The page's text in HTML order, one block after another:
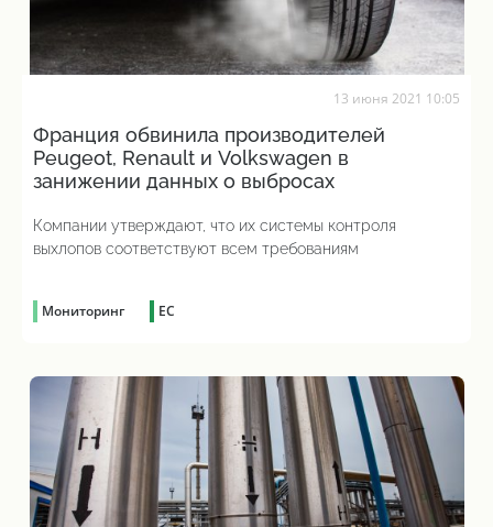
13 июня 2021 10:05
Франция обвинила производителей
Peugeot, Renault и Volkswagen в
занижении данных о выбросах
Компании утверждают, что их системы контроля
выхлопов соответствуют всем требованиям
Мониторинг ЕС